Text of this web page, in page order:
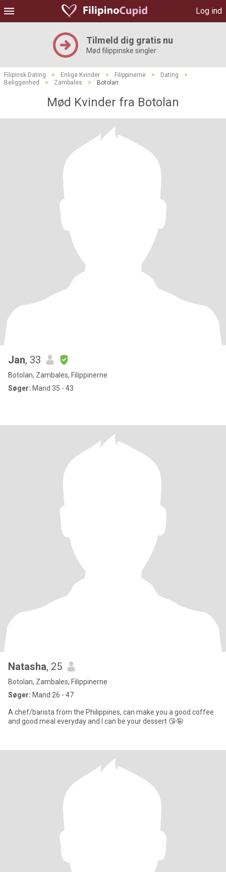
Log ind
Tilmeld dig gratis nu
Mød filippinske singler
Filipinsk Dating > Enlige Kvinder > Filippinerne > Dating
>
Beliggenhed
> Zambales > Botolan
Mød Kvinder fra Botolan
Jan, 33
Botolan, Zambales, Filippinerne
Søger: Mand 35 - 43
Natasha, 25
Botolan, Zambales, Filippinerne
Søger: Mand 26 - 47
A chef/barista from the Philippines, can make you a good coffee
and good meal everyday and I can be your dessert 😘🤪